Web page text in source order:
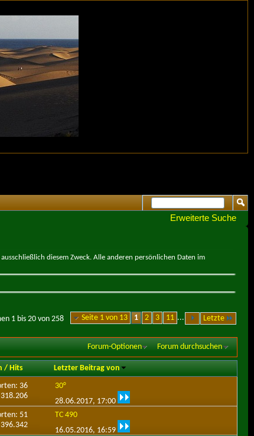
Erweiterte Suche
diesem Zweck. Alle anderen persönlichen Daten im
Seite 1 von 13 1 2 3 11 ... Letzte
1 bis 20 von 258
Forum-Optionen Forum durchsuchen
/ Hits
Letzter Beitrag von
36
30°
28.06.2017, 17:00
51
TC 490
16.05.2016, 16:59